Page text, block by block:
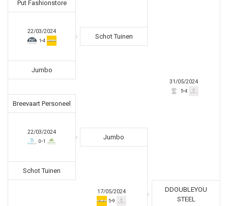
Put Fashionstore
31/05/2024
5-4
22/03/2024
1-4
Schot Tuinen
Jumbo
Breevaart Personeel
22/03/2024
0-1
Jumbo
17/05/2024
5-9
Schot Tuinen
DDOUBLEYOU
STEEL